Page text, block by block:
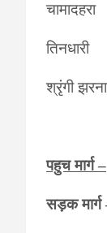
चामादहरा
तिनधारी
श्रृंगी झरना
पहुच मार्ग –
सड़क